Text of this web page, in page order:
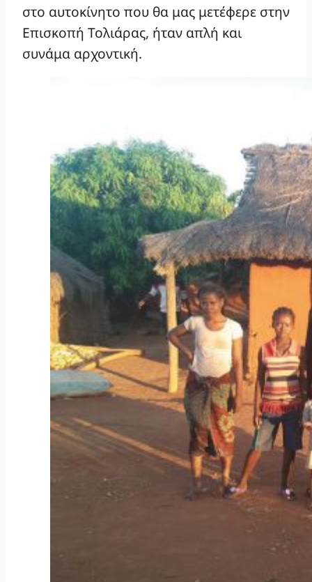
στο αυτοκίνητο που θα μας μετέφερε στην
Επισκοπή Τολιάρας, ήταν απλή και
συνάμα αρχοντική.